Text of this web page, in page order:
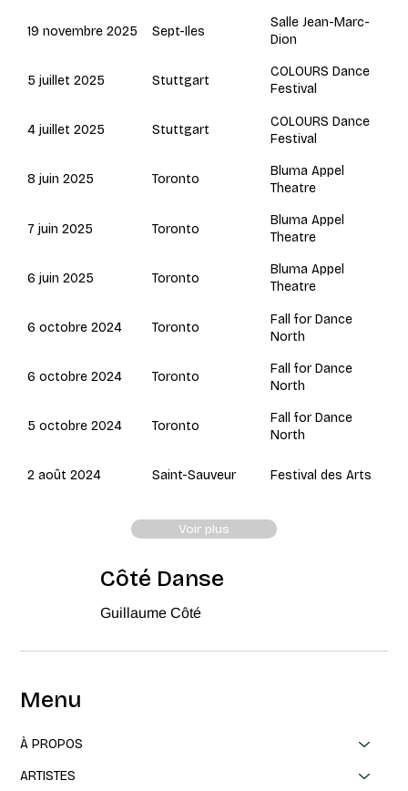
Sept-Iles
Salle Jean-Marc-
Dion
19 novembre 2025
Stuttgart
COLOURS Dance
Festival
5 juillet 2025
Stuttgart
COLOURS Dance
Festival
4 juillet 2025
Toronto
Bluma Appel
Theatre
8 juin 2025
Toronto
Bluma Appel
Theatre
7 juin 2025
Toronto
Bluma Appel
Theatre
6 juin 2025
Toronto
Fall for Dance
North
6 octobre 2024
Toronto
Fall for Dance
North
6 octobre 2024
Toronto
Fall for Dance
North
5 octobre 2024
Saint-Sauveur Festival des Arts
2 août 2024
Voir plus
Côté Danse
Guillaume Côté
Menu
À PROPOS
ARTISTES